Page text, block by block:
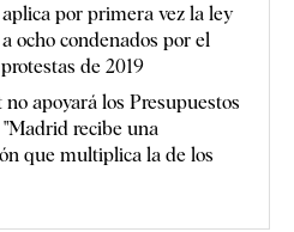
por primera vez la ley
ocho condenados por el
de 2019
apoyará los Presupuestos
"Madrid recibe una
que multiplica la de los